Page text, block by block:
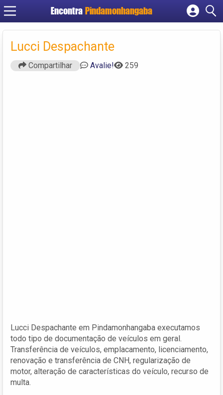
Encontra Pindamonhangaba
Cadastrar empresa
Criar conta
Lucci Despachante
Compartilhar Avalie! 259
Lucci Despachante em Pindamonhangaba executamos
todo tipo de documentação de veículos em geral.
Transferência de veículos, emplacamento, licenciamento,
renovação e transferência de CNH, regularização de
motor, alteração de características do veículo, recurso de
multa.